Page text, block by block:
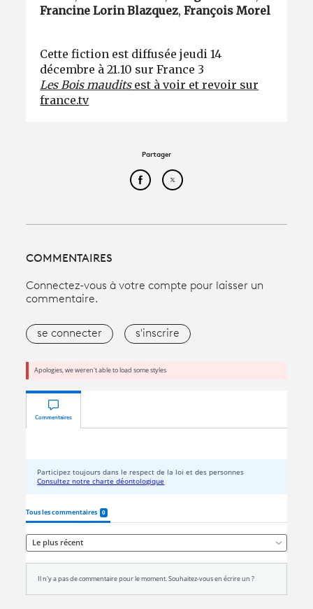
Francine Lorin Blazquez, François Morel
Cette fiction est diffusée jeudi 14
décembre à 21.10 sur France 3
Les Bois mauditsest à voir et revoir sur
france.tv
Partager
Partager cet article sur
Partager cet article sur
COMMENTAIRES
Connectez-vous à votre compte pour laisser un
commentaire.
se connecter s'inscrire